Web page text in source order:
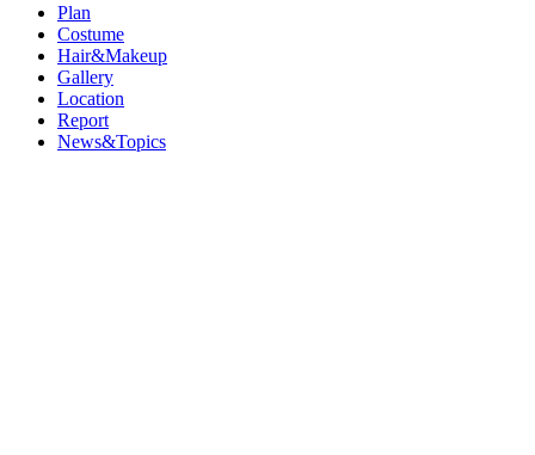
Plan
Costume
Hair&Makeup
Gallery
Location
Report
News&Topics